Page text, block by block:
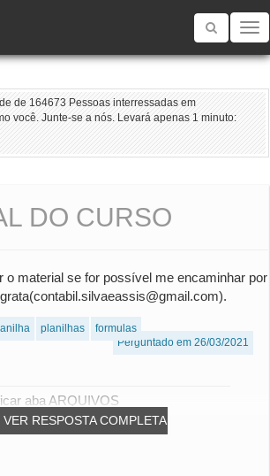
Toggle
de 164673 Pessoas interressadas em
você. Junte-se a nós. Levará apenas 1 minuto:
DO CURSO
o material se for possível me encaminhar por
planilhas
formulas
Perguntado em 26/03/2021
VER RESPOSTA COMPLETA
aba ARQUIVOS